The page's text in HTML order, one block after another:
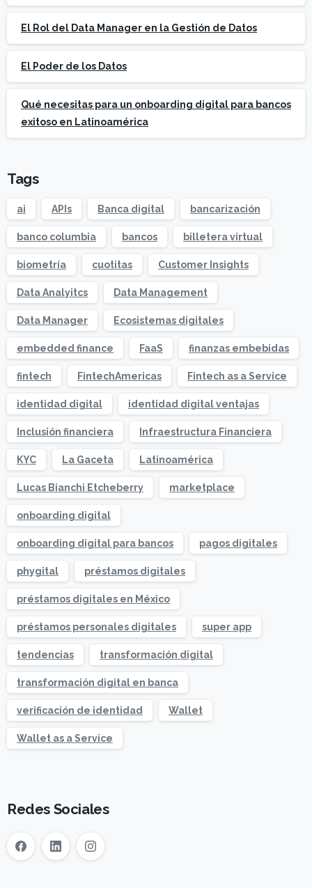
El Rol del Data Manager en la Gestión de Datos
El Poder de los Datos
Qué necesitas para un onboarding digital para bancos
exitoso en Latinoamérica
Tags
ai APIs Banca digital bancarización
banco columbia bancos billetera virtual
biometría cuotitas Customer Insights
Data Analyitcs Data Management
Data Manager Ecosistemas digitales
embedded finance FaaS finanzas embebidas
fintech FintechAmericas Fintech as a Service
identidad digital identidad digital ventajas
Inclusión financiera Infraestructura Financiera
KYC La Gaceta Latinoamérica
Lucas Bianchi Etcheberry marketplace
onboarding digital
onboarding digital para bancos pagos digitales
phygital préstamos digitales
préstamos digitales en México
préstamos personales digitales super app
tendencias transformación digital
transformación digital en banca
verificación de identidad Wallet
Wallet as a Service
Redes Sociales